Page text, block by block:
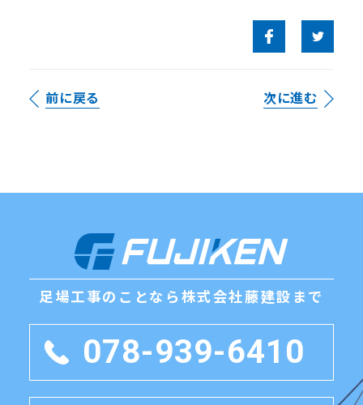
前に戻る 次に進む
足場工事のことなら 株式会社藤建設まで
078-939-6410